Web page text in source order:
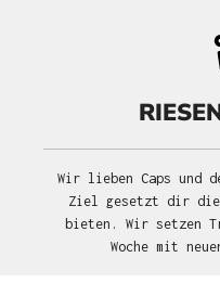
Wir lieben Caps und
Ziel gesetzt dir die
bieten. Wir setzen
Woche mit